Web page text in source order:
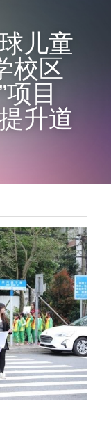
儿童
校区
目
升道